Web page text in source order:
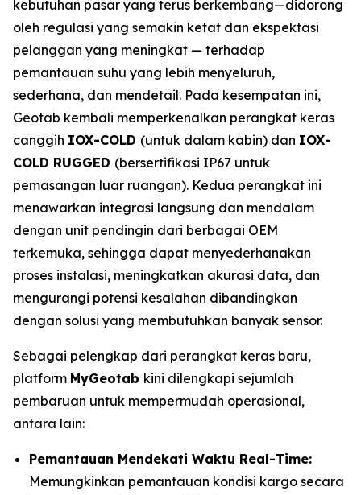
kebutuhan pasar yang terus berkembang—didorong
oleh regulasi yang semakin ketat dan ekspektasi
pelanggan yang meningkat — terhadap
pemantauan suhu yang lebih menyeluruh,
sederhana, dan mendetail. Pada kesempatan ini,
Geotab kembali memperkenalkan perangkat keras
canggih IOX-COLD (untuk dalam kabin) dan IOX-
COLD RUGGED (bersertifikasi IP67 untuk
pemasangan luar ruangan). Kedua perangkat ini
menawarkan integrasi langsung dan mendalam
dengan unit pendingin dari berbagai OEM
terkemuka, sehingga dapat menyederhanakan
proses instalasi, meningkatkan akurasi data, dan
mengurangi potensi kesalahan dibandingkan
dengan solusi yang membutuhkan banyak sensor.
Sebagai pelengkap dari perangkat keras baru,
platform MyGeotab kini dilengkapi sejumlah
pembaruan untuk mempermudah operasional,
antara lain:
Pemantauan Mendekati Waktu Real-Time:
Memungkinkan pemantauan kondisi kargo secara